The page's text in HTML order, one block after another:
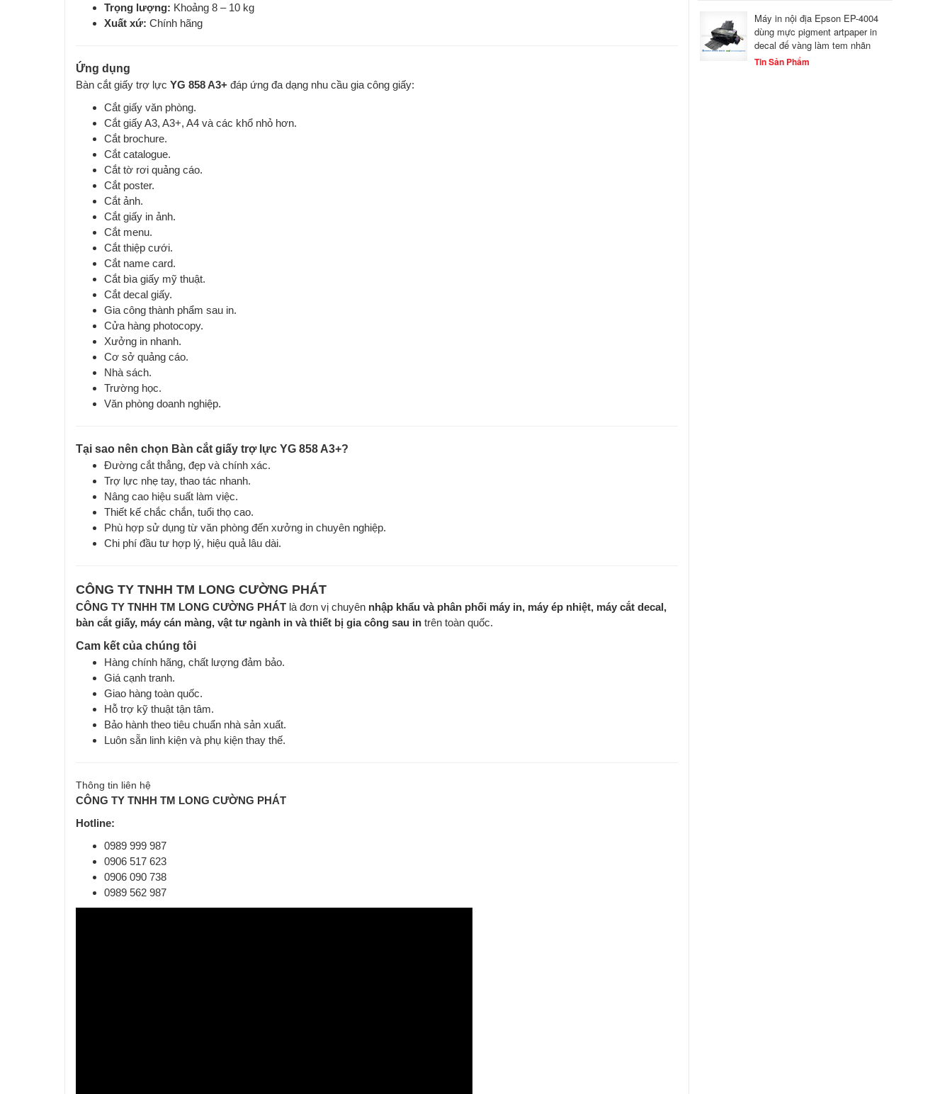
Trọng lượng: Khoảng 8 – 10 kg
Xuất xứ: Chính hãng
Ứng dụng
Bàn cắt giấy trợ lực YG 858 A3+đáp ứng đa dạng nhu cầu gia công giấy:
Cắt giấy văn phòng.
Cắt giấy A3, A3+, A4 và các khổ nhỏ hơn.
Cắt brochure.
Cắt catalogue.
Cắt tờ rơi quảng cáo.
Cắt poster.
Cắt ảnh.
Cắt giấy in ảnh.
Cắt menu.
Cắt thiệp cưới.
Cắt name card.
Cắt bìa giấy mỹ thuật.
Cắt decal giấy.
Gia công thành phẩm sau in.
Cửa hàng photocopy.
Xưởng in nhanh.
Cơ sở quảng cáo.
Nhà sách.
Trường học.
Văn phòng doanh nghiệp.
Tại sao nên chọn Bàn cắt giấy trợ lực YG 858 A3+?
Đường cắt thẳng, đẹp và chính xác.
Trợ lực nhẹ tay, thao tác nhanh.
Nâng cao hiệu suất làm việc.
Thiết kế chắc chắn, tuổi thọ cao.
Phù hợp sử dụng từ văn phòng đến xưởng in chuyên nghiệp.
Chi phí đầu tư hợp lý, hiệu quả lâu dài.
CÔNG TY TNHH TM LONG CƯỜNG PHÁT
CÔNG TY TNHH TM LONG CƯỜNG PHÁTlà đơn vị chuyên nhập khẩu và phân phối máy in, máy ép nhiệt, máy cắt decal,
bàn cắt giấy, máy cán màng, vật tư ngành in và thiết bị gia công sau intrên toàn quốc.
Cam kết của chúng tôi
Hàng chính hãng, chất lượng đảm bảo.
Giá cạnh tranh.
Giao hàng toàn quốc.
Hỗ trợ kỹ thuật tận tâm.
Bảo hành theo tiêu chuẩn nhà sản xuất.
Luôn sẵn linh kiện và phụ kiện thay thế.
Thông tin liên hệ
CÔNG TY TNHH TM LONG CƯỜNG PHÁT
Hotline:
0989 999 987
0906 517 623
0906 090 738
0989 562 987
Máy in nội địa Epson EP-4004
dùng mực pigment artpaper in
decal đế vàng làm tem nhãn
Tin Sản Phẩm